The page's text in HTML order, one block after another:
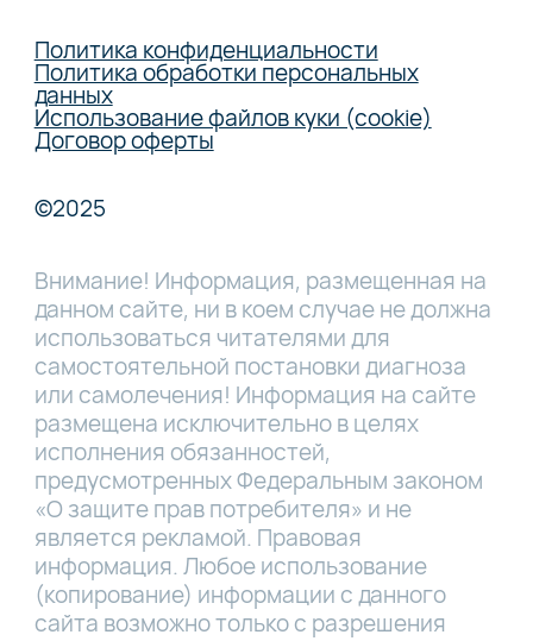
Политика конфиденциальности
Политика обработки персональных
данных
Использование файлов куки (cookie)
Договор оферты
©2025
Внимание! Информация, размещенная на
данном сайте, ни в коем случае не должна
использоваться читателями для
самостоятельной постановки диагноза
или самолечения! Информация на сайте
размещена исключительно в целях
исполнения обязанностей,
предусмотренных Федеральным законом
«О защите прав потребителя» и не
является рекламой. Правовая
информация. Любое использование
(копирование) информации с данного
сайта возможно только с разрешения